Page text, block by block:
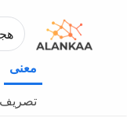
معنى
تصريف